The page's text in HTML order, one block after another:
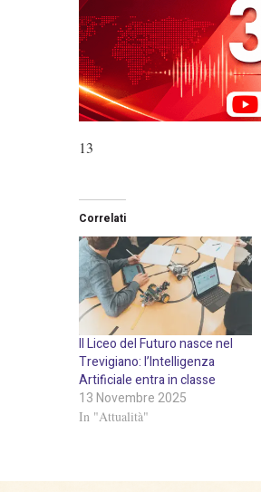
13
Correlati
Il Liceo del Futuro nasce nel
Trevigiano: l’Intelligenza
Artificiale entra in classe
13 Novembre 2025
In "Attualità"